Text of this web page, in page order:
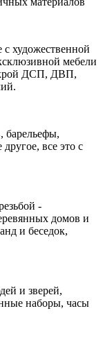
художественной
мебели
ДСП, ДВП,
барельефы,
все это с
-
домов и
и беседок,
и зверей,
наборы, часы